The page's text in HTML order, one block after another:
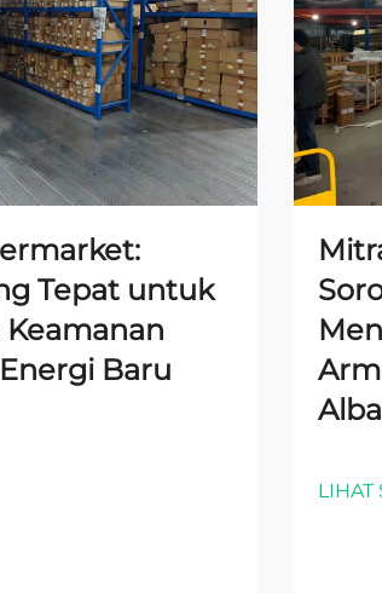
Tepat untuk
Baru
LIHAT